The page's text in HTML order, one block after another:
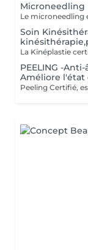
Microneedling
Soin
PEELING -
Améliore l'état